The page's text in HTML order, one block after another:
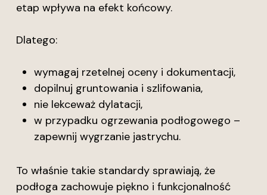
etap wpływa na efekt końcowy.
Dlatego:
wymagaj rzetelnej oceny i dokumentacji,
dopilnuj gruntowania i szlifowania,
nie lekceważ dylatacji,
w przypadku ogrzewania podłogowego –
zapewnij wygrzanie jastrychu.
To właśnie takie standardy sprawiają, że
podłoga zachowuje piękno i funkcjonalność